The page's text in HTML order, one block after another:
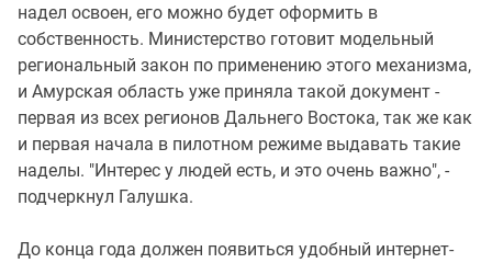
надел освоен, его можно будет оформить в
собственность. Министерство готовит модельный
региональный закон по применению этого механизма,
и Амурская область уже приняла такой документ -
первая из всех регионов Дальнего Востока, так же как
и первая начала в пилотном режиме выдавать такие
наделы. "Интерес у людей есть, и это очень важно", -
подчеркнул Галушка.
До конца года должен появиться удобный интернет-